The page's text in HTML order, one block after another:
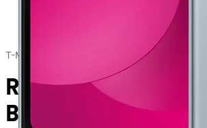
T-Mobile®
Revvl® 8en T-Mobile
Blvd & 19th Ave